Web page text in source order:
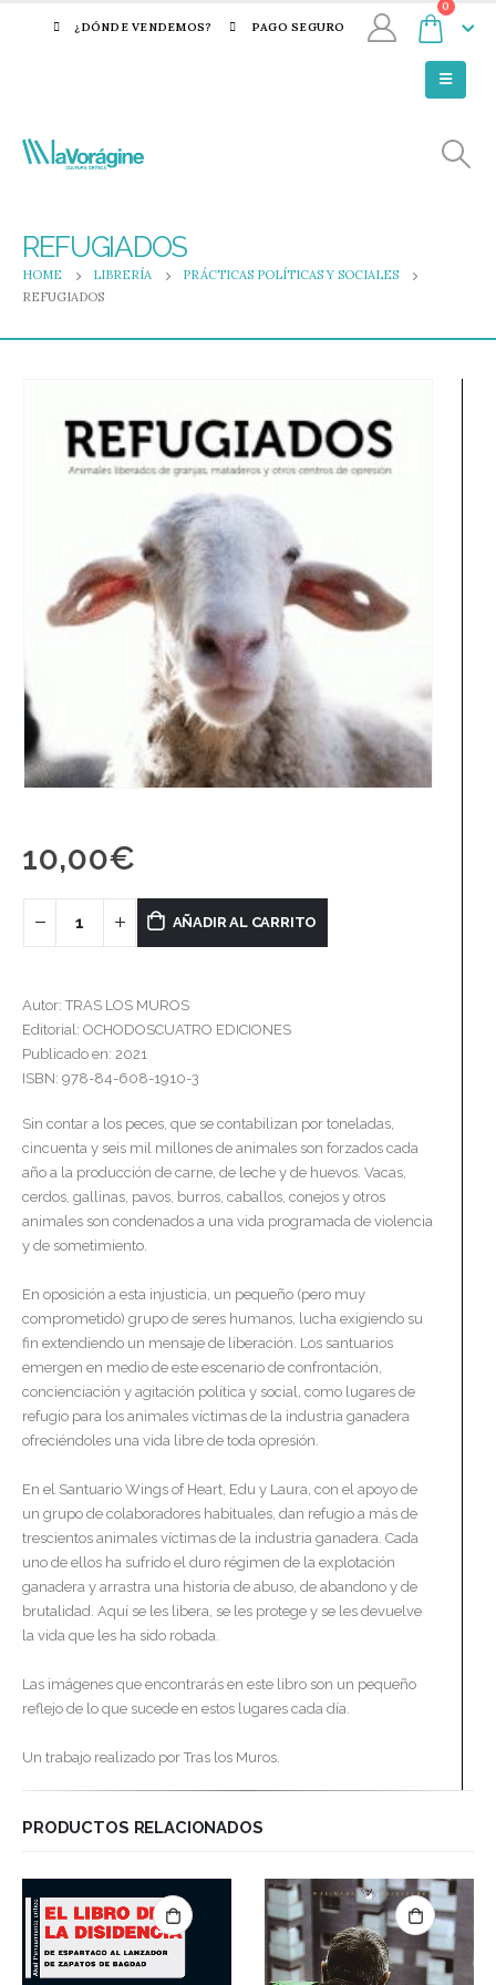
¿DÓNDE VENDEMOS? PAGO SEGURO
0
REFUGIADOS
HOME LIBRERÍA
PRÁCTICAS POLÍTICAS Y SOCIALES
REFUGIADOS
10,00€
AÑADIR AL CARRITO
Autor: TRAS LOS MUROS
Editorial: OCHODOSCUATRO EDICIONES
Publicado en: 2021
ISBN: 978-84-608-1910-3
Sin contar a los peces, que se contabilizan por toneladas,
cincuenta y seis mil millones de animales son forzados cada
año a la producción de carne, de leche y de huevos. Vacas,
cerdos, gallinas, pavos, burros, caballos, conejos y otros
animales son condenados a una vida programada de violencia
y de sometimiento.
En oposición a esta injusticia, un pequeño (pero muy
comprometido) grupo de seres humanos, lucha exigiendo su
fin extendiendo un mensaje de liberación. Los santuarios
emergen en medio de este escenario de confrontación,
concienciación y agitación política y social, como lugares de
refugio para los animales víctimas de la industria ganadera
ofreciéndoles una vida libre de toda opresión.
En el Santuario Wings of Heart, Edu y Laura, con el apoyo de
un grupo de colaboradores habituales, dan refugio a más de
trescientos animales víctimas de la industria ganadera. Cada
uno de ellos ha sufrido el duro régimen de la explotación
ganadera y arrastra una historia de abuso, de abandono y de
brutalidad. Aquí se les libera, se les protege y se les devuelve
la vida que les ha sido robada.
Las imágenes que encontrarás en este libro son un pequeño
reflejo de lo que sucede en estos lugares cada día.
Un trabajo realizado por Tras los Muros.
PRODUCTOS RELACIONADOS